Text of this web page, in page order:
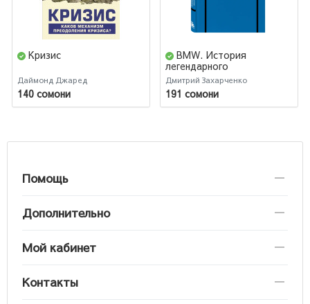
Кризис
Даймонд Джаред
140 сомони
BMW. История
легендарного
производителя
Дмитрий Захарченко
191 сомони
Помощь
Дополнительно
Мой кабинет
Контакты